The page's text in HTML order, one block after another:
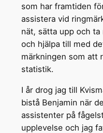
som har framtiden
assistera vid
nät, sätta upp och
och hjälpa till med
märkningen som att
statistik.
I år drog jag till
bistå Benjamin när
assistenter på
upplevelse och jag